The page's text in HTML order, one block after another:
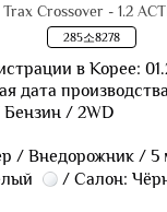
Trax Crossover - 1.2
285소8278
в Корее:
дата
Бензин / 2WD
/ Внедорожник / 5
/ Салон: